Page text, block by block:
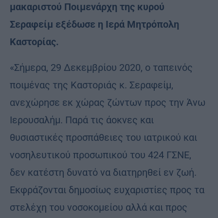
μακαριστού Ποιμενάρχη της κυρού
Σεραφείμ εξέδωσε η Ιερά Μητρόπολη
Καστορίας.
«Σήμερα, 29 Δεκεμβρίου 2020, ο ταπεινός
ποιμένας της Καστοριάς κ. Σεραφείμ,
ανεχώρησε εκ χώρας ζώντων προς την Άνω
Ιερουσαλήμ. Παρά τις άοκνες και
θυσιαστικές προσπάθειες του ιατρικού και
νοσηλευτικού προσωπικού του 424 ΓΣΝΕ,
δεν κατέστη δυνατό να διατηρηθεί εν ζωή.
Εκφράζονται δημοσίως ευχαριστίες προς τα
στελέχη του νοσοκομείου αλλά και προς